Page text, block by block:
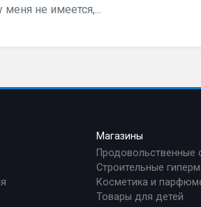
меня не имеется,...
Магазины
Продовольственные
Строительные
Косметика и
Товары для детей